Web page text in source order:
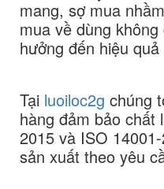
mang, sợ mua
mua về dùng
hưởng đến hiệu
Tại luoiloc2g chúng
hàng đảm bảo chất
2015 và ISO
sản xuất theo yêu